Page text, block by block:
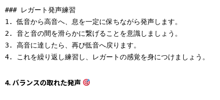
### レガート発声練習
1. 低音から高音へ、息を一定に保ちながら発声します。
2. 音と音の間を滑らかに繋げることを意識しましょう。
3. 高音に達したら、再び低音へ戻ります。
4. バランスの取れた発声